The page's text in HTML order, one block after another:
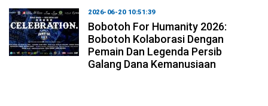
2026-06-20 10:51:39
Bobotoh For Humanity 2026:
Bobotoh Kolaborasi Dengan
Pemain Dan Legenda Persib
Galang Dana Kemanusiaan